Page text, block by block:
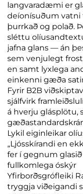
langvaradæmi er
deíonísuðum vatni
þurrkað og polað.
sléttu
jafna glans — án
sem venjulegt
en samt lyxlega
einkenni gæða
Fyrir B2B
sjálfvirk
á hverju glásplötu,
Lykil eiginleikar
„Ljósskírandi en
fer í gegnum
fullkomlega óskýr
Yfirborðsgrófleiki
tryggja viðeigandi